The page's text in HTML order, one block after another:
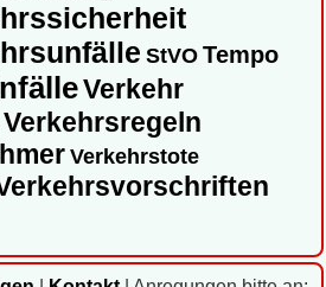
StVOTempo
Verkehr
Verkehrsregeln
Verkehrstote